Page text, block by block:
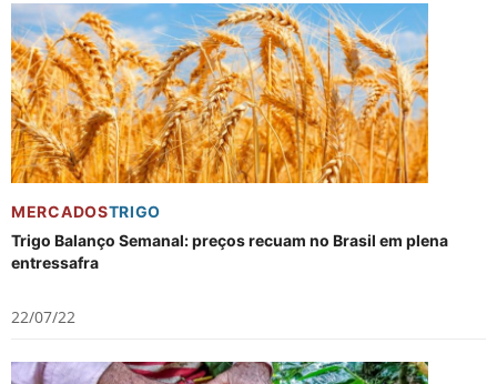
MERCADOSTRIGO
Trigo Balanço Semanal: preços recuam no Brasil em plena
entressafra
22/07/22